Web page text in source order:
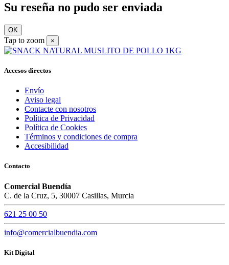
Su reseña no pudo ser enviada
OK
Tap to zoom ×
Accesos directos
Envío
Aviso legal
Contacte con nosotros
Política de Privacidad
Política de Cookies
Términos y condiciones de compra
Accesibilidad
Contacto
Comercial Buendía
C. de la Cruz, 5, 30007 Casillas, Murcia
621 25 00 50
info@comercialbuendia.com
Kit Digital